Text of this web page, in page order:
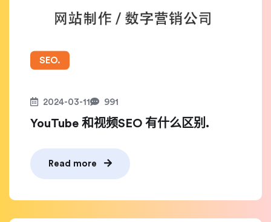
SEO.
2024-03-11 991
YouTube 和视频SEO 有什么区别.
Read more